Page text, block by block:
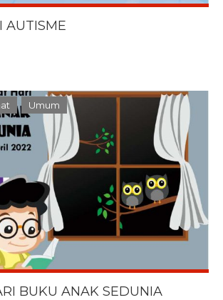
AUTISME
Umum
BUKU ANAK SEDUNIA